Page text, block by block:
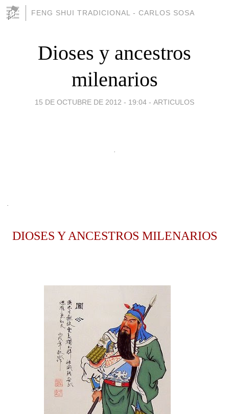
FENG SHUI TRADICIONAL - CARLOS SOSA
Dioses y ancestros
milenarios
15 DE OCTUBRE DE 2012 - 19:04 - ARTICULOS
DIOSES Y ANCESTROS MILENARIOS